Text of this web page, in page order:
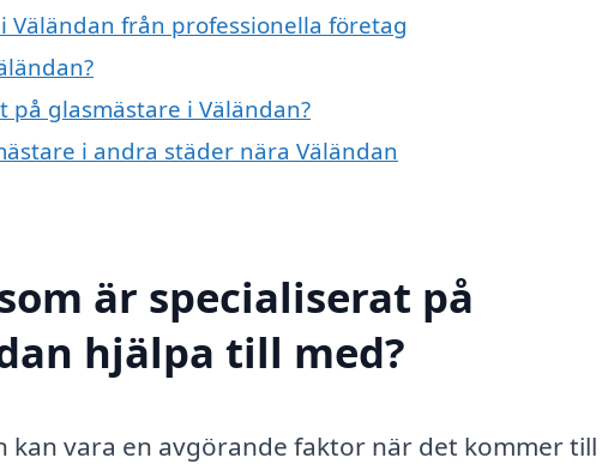
från professionella företag
glasmästare i Väländan?
i andra städer nära Väländan
är specialiserat på
hjälpa till med?
kan vara en avgörande faktor när det kommer